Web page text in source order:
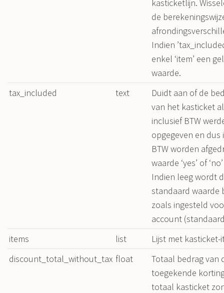
kasticketlijn.
de
Indien
enkel ‘item’ een
waarde.
tax_included
text
Duidt aan of de
van het kasticket
inclusief BTW
opgegeven en dus
BTW worden
waarde ‘yes’ of
Indien leeg wordt
standaard waarde
zoals ingesteld
account (standaard
items
list
Lijst met kasticket-
discount_total_without_tax float
Totaal bedrag van
toegekende
totaal kasticket